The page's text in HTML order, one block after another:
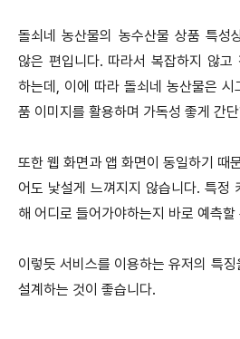
돌쇠네 농산물의 농수산물 상품 특성
않은 편입니다. 따라서 복잡하지 않고
하는데, 이에 따라 돌쇠네 농산물은
품 이미지를 활용하며 가독성 좋게 간
또한 웹 화면과 앱 화면이 동일하기 때
어도 낯설게 느껴지지 않습니다. 특정
해 어디로 들어가야하는지 바로 예측
이렇듯 서비스를 이용하는 유저의 특
설계하는 것이 좋습니다.